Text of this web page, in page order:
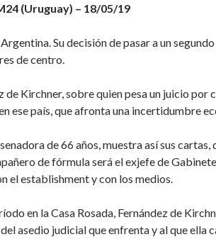
(Uruguay) – 18/05/19
Su decisión de pasar a un segundo
de centro.
de Kirchner, sobre quien pesa un juicio
ese país, que afronta una incertidumbre
de 66 años, muestra así sus cartas,
de fórmula será el exjefe de
el establishment y con los medios.
en la Casa Rosada, Fernández de
asedio judicial que enfrenta y al que ella